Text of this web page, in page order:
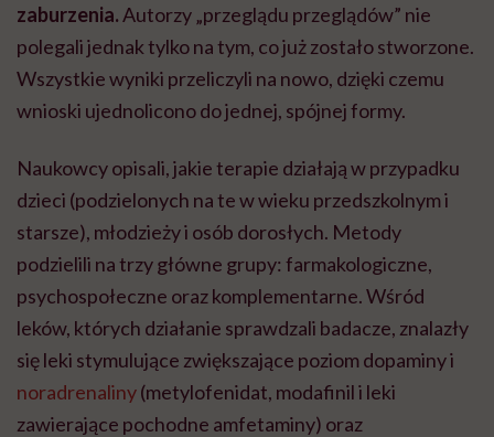
zaburzenia.Autorzy „przeglądu przeglądów” nie
polegali jednak tylko na tym, co już zostało stworzone.
Wszystkie wyniki przeliczyli na nowo, dzięki czemu
wnioski ujednolicono do jednej, spójnej formy.
Naukowcy opisali, jakie terapie działają w przypadku
dzieci (podzielonych na te w wieku przedszkolnym i
starsze), młodzieży i osób dorosłych. Metody
podzielili na trzy główne grupy: farmakologiczne,
psychospołeczne oraz komplementarne. Wśród
leków, których działanie sprawdzali badacze, znalazły
się leki stymulujące zwiększające poziom dopaminy i
noradrenaliny(metylofenidat, modafinil i leki
zawierające pochodne amfetaminy) oraz